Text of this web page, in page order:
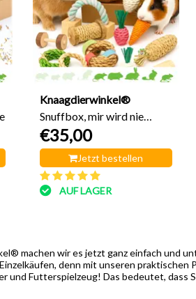
Knaagdierwinkel®
Snuffbox, mir wird nie
wieder langweilig!
€35,00
Jetzt bestellen
AUF LAGER
machen wir es jetzt ganz einfach und
denn mit unseren
und Futterspielzeug! Das bedeutet, dass